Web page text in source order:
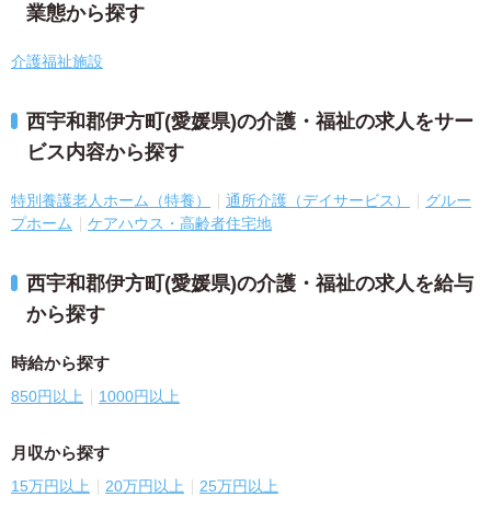
業態から探す
介護福祉施設
西宇和郡伊方町(愛媛県)の介護・福祉の求人をサー
ビス内容から探す
特別養護老人ホーム（特養） 通所介護（デイサービス）
グルー
プホーム
ケアハウス・高齢者住宅地
西宇和郡伊方町(愛媛県)の介護・福祉の求人を給与
から探す
時給から探す
850円以上 1000円以上
月収から探す
15万円以上 20万円以上 25万円以上